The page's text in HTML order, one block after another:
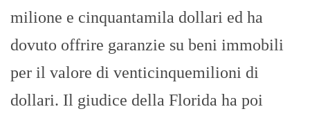
milione e cinquantamila dollari ed ha
dovuto offrire garanzie su beni immobili
per il valore di venticinquemilioni di
dollari. Il giudice della Florida ha poi